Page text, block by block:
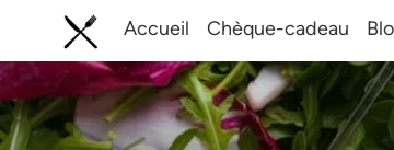
Accueil Chèque-cadeau